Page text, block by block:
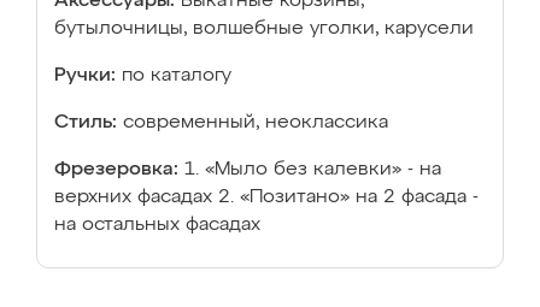
бутылочницы, волшебные уголки, карусели
Ручки: по каталогу
Стиль: современный, неоклассика
Фрезеровка: 1. «Мыло без калевки» - на
верхних фасадах 2. «Позитано» на 2 фасада -
на остальных фасадах